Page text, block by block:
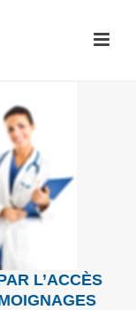
L’ACCÈS